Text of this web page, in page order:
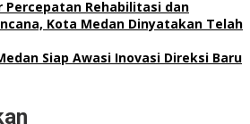
Percepatan Rehabilitasi dan
Kota Medan Dinyatakan Telah
Siap Awasi Inovasi Direksi Baru